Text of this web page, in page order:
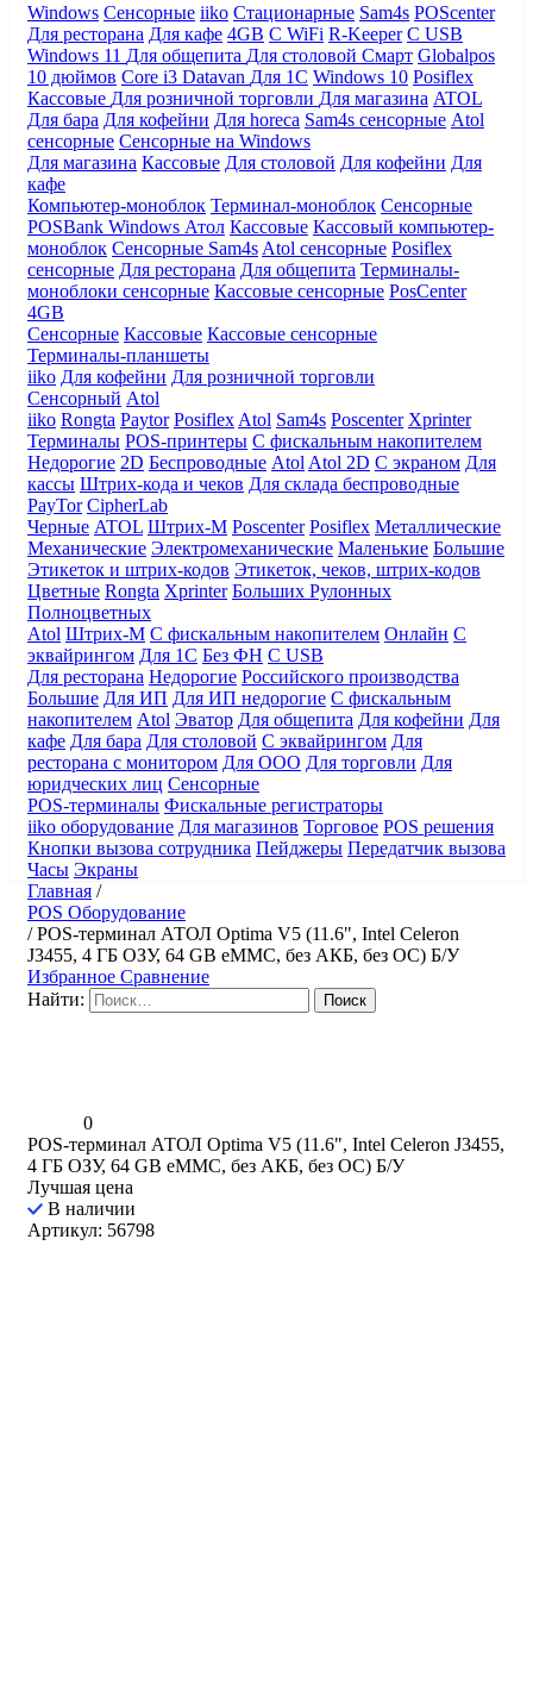
Windows Сенсорные iiko Стационарные Sam4s POScenter
Для ресторана Для кафе 4GB С WiFi R-Keeper С USB
Windows 11 Для общепита Для столовой Смарт Globalpos
10 дюймов Core i3 Datavan Для 1С Windows 10 Posiflex
Кассовые Для розничной торговли Для магазина ATOL
Для бара Для кофейни Для horeca Sam4s сенсорные Atol
сенсорные Сенсорные на Windows
Для магазина Кассовые Для столовой Для кофейни Для
кафе
Компьютер-моноблок Терминал-моноблок Сенсорные
POSBank Windows Атол Кассовые Кассовый компьютер-
моноблок Сенсорные Sam4s Atol сенсорные Posiflex
сенсорные Для ресторана Для общепита Терминалы-
моноблоки сенсорные Кассовые сенсорные PosCenter
4GB
Сенсорные Кассовые Кассовые сенсорные
Терминалы-планшеты
iiko Для кофейни Для розничной торговли
Сенсорный Atol
iiko Rongta Paytor Posiflex Atol Sam4s Poscenter Xprinter
Терминалы POS-принтеры С фискальным накопителем
Недорогие 2D Беспроводные Atol Atol 2D С экраном Для
кассы Штрих-кода и чеков Для склада беспроводные
PayTor CipherLab
Черные ATOL Штрих-М Poscenter Posiflex Металлические
Механические Электромеханические Маленькие Большие
Этикеток и штрих-кодов Этикеток, чеков, штрих-кодов
Цветные Rongta Xprinter Больших Рулонных
Полноцветных
Atol Штрих-М С фискальным накопителем Онлайн С
эквайрингом Для 1С Без ФН С USB
Для ресторана Недорогие Российского производства
Большие Для ИП Для ИП недорогие С фискальным
накопителем Atol Эватор Для общепита Для кофейни Для
кафе Для бара Для столовой С эквайрингом Для
ресторана с монитором Для ООО Для торговли Для
юридческих лиц Сенсорные
POS-терминалы Фискальные регистраторы
iiko оборудование Для магазинов Торговое POS решения
Кнопки вызова сотрудника Пейджеры Передатчик вызова
Часы Экраны
Главная /
POS Оборудование
/POS-терминал АТОЛ Optima V5 (11.6", Intel Celeron
J3455, 4 ГБ ОЗУ, 64 GB eMMC, без АКБ, без ОС) Б/У
Избранное Сравнение
Найти:
0
POS-терминал АТОЛ Optima V5 (11.6", Intel Celeron J3455,
4 ГБ ОЗУ, 64 GB eMMC, без АКБ, без ОС) Б/У
Лучшая цена
В наличии
Артикул: 56798